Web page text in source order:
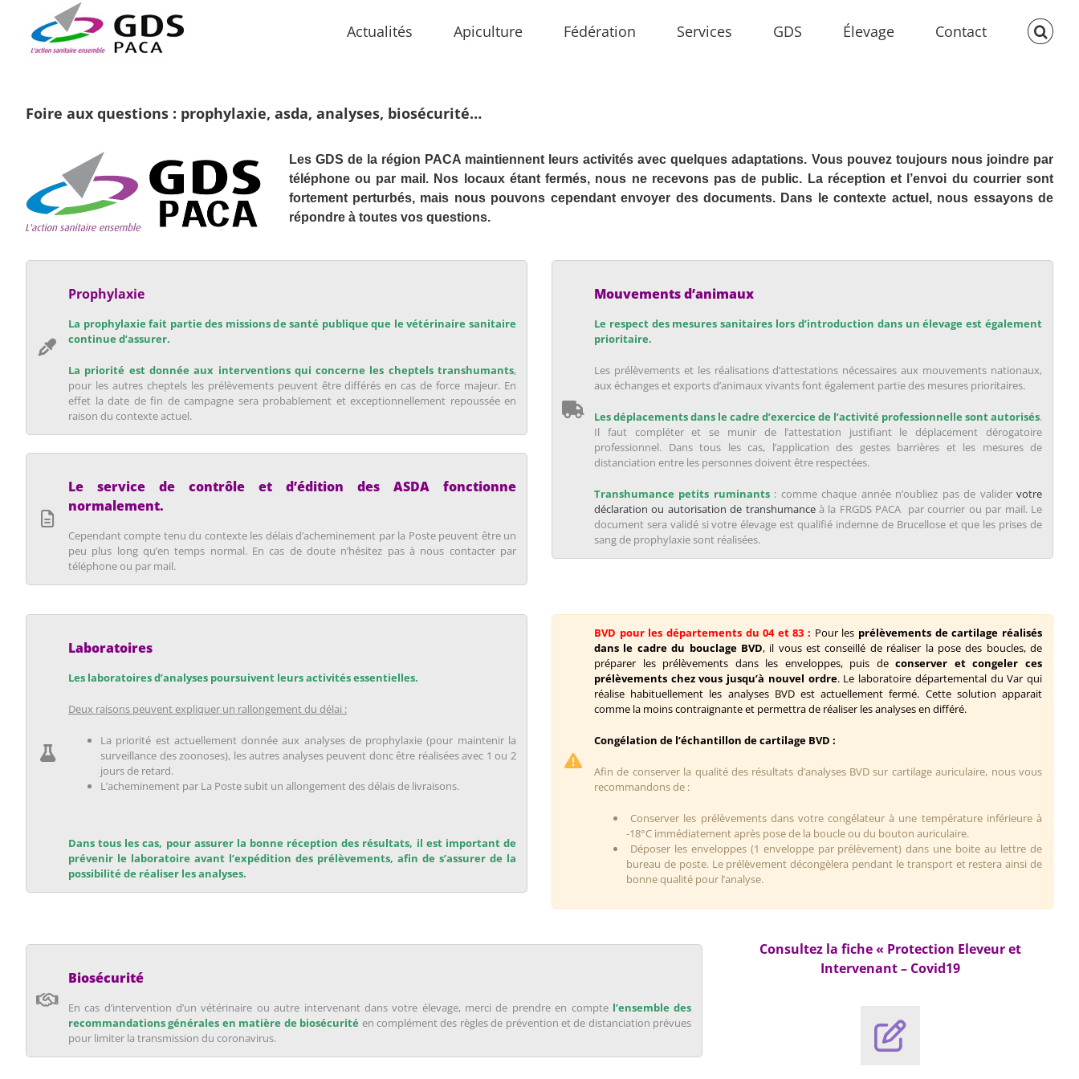
contenu
Actualités Apiculture Fédération Services GDS Élevage Contact
Foire aux questions : prophylaxie, asda, analyses, biosécurité…
Les GDS de la région PACA maintiennent leurs activités avec quelques adaptations. Vous pouvez toujours nous joindre par
téléphone ou par mail. Nos locaux étant fermés, nous ne recevons pas de public. La réception et l’envoi du courrier sont
fortement perturbés, mais nous pouvons cependant envoyer des documents. Dans le contexte actuel, nous essayons de
répondre à toutes vos questions.
Prophylaxie
La prophylaxie fait partie des missions de santé publique que le vétérinaire sanitaire
continue d’assurer.
La priorité est donnée aux interventions qui concerne les cheptels transhumants,
pour les autres cheptels les prélèvements peuvent être différés en cas de force majeur. En
effet la date de fin de campagne sera probablement et exceptionnellement repoussée en
raison du contexte actuel.
Le service de contrôle et d’édition des ASDA fonctionne
normalement.
Cependant compte tenu du contexte les délais d’acheminement par la Poste peuvent être un
peu plus long qu’en temps normal. En cas de doute n’hésitez pas à nous contacter par
téléphone ou par mail.
Mouvements d’animaux
Le respect des mesures sanitaires lors d’introduction dans un élevage est également
prioritaire.
Les prélèvements et les réalisations d’attestations nécessaires aux mouvements nationaux,
aux échanges et exports d’animaux vivants font également partie des mesures prioritaires.
Les déplacements dans le cadre d’exercice de l’activité professionnelle sont autorisés.
Il faut compléter et se munir de l’attestation justifiant le déplacement dérogatoire
professionnel. Dans tous les cas, l’application des gestes barrières et les mesures de
distanciation entre les personnes doivent être respectées.
Transhumance petits ruminants: comme chaque année n’oubliez pas de validervotre
déclaration ou autorisation de transhumanceà la FRGDS PACA par courrier ou par mail. Le
document sera validé si votre élevage est qualifié indemne de Brucellose et que les prises de
sang de prophylaxie sont réalisées.
Laboratoires
Les laboratoires d’analyses poursuivent leurs activités essentielles.
Deux raisons peuvent expliquer un rallongement du délai :
La priorité est actuellement donnée aux analyses de prophylaxie (pour maintenir la
surveillance des zoonoses), les autres analyses peuvent donc être réalisées avec 1 ou 2
jours de retard.
L’acheminement par La Poste subit un allongement des délais de livraisons.
Dans tous les cas, pour assurer la bonne réception des résultats, il est important de
prévenir le laboratoire avant l’expédition des prélèvements, afin de s’assurer de la
possibilité de réaliser les analyses.
BVD pour les départements du 04 et 83 : Pour les prélèvements de cartilage réalisés
dans le cadre du bouclage BVD, il vous est conseillé de réaliser la pose des boucles, de
préparer les prélèvements dans les enveloppes, puis deconserver et congeler ces
prélèvements chez vous jusqu’à nouvel ordre. Le laboratoire départemental du Var qui
réalise habituellement les analyses BVD est actuellement fermé. Cette solution apparait
comme la moins contraignante et permettra de réaliser les analyses en différé.
Congélation de l’échantillon de cartilage BVD :
Afin de conserver la qualité des résultats d’analyses BVD sur cartilage auriculaire, nous vous
recommandons de :
Conserver les prélèvements dans votre congélateur à une température inférieure à
-18°C immédiatement après pose de la boucle ou du bouton auriculaire.
Déposer les enveloppes (1 enveloppe par prélèvement) dans une boite au lettre de
bureau de poste. Le prélèvement décongèlera pendant le transport et restera ainsi de
bonne qualité pour l’analyse.
Biosécurité
En cas d’intervention d’un vétérinaire ou autre intervenant dans votre élevage, merci de prendre en compte l’ensemble des
recommandations générales en matière de biosécurité en complément des règles de prévention et de distanciation prévues
pour limiter la transmission du coronavirus.
Consultez la fiche « Protection Eleveur et
Intervenant – Covid19